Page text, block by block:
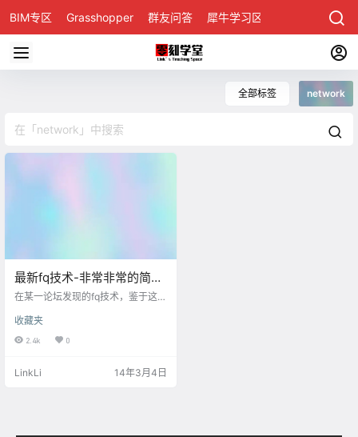
BIM专区 Grasshopper 群友问答 犀牛学习区
全部标签 network
最新fq技术-非常非常的简单
实现fq
在某一论坛发现的fq技术，鉴于这些
站上做个备份 这个实现起来还真是
所有fq技术里最最简单的了，只要三
存：ipconfig /flushdns 3.打开IE或
收藏夹
2.4k 0
LinkLi 14年3月4日